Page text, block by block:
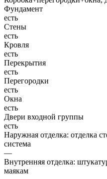
Фундамент
есть
Стены
есть
Кровля
есть
Перекрытия
есть
Перегородки
есть
Окна
есть
Двери входной группы
есть
Наружная отделка: отделка
система
—
Внутренняя отделка:
маякам